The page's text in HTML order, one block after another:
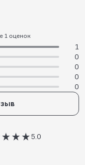
1 оценок
1
0
0
0
0
5.0